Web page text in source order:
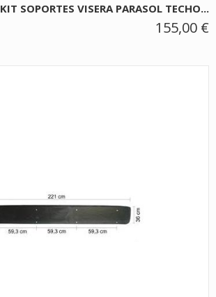
KIT SOPORTES VISERA PARASOL TECHO...
155,00 €